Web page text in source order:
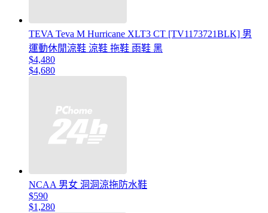
TEVA Teva M Hurricane XLT3 CT [TV1173721BLK] 男
運動休閒涼鞋 涼鞋 拖鞋 雨鞋 黑
$4,480
$4,680
NCAA 男女 洞洞涼拖防水鞋
$590
$1,280